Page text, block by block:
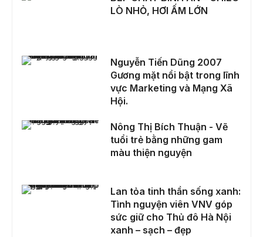
LÒ NHỎ, HƠI ẤM LỚN
Nguyễn Tiến Dũng 2007 Gương mặt nổi bật trong lĩnh vực Marketing và Mạng Xã Hội.
Nguyễn Tiến Dũng 2007
Gương mặt nổi bật trong lĩnh
vực Marketing và Mạng Xã
Hội.
Nông Thị Bích Thuận - Vẽ tuổi trẻ bằng những gam màu thiện nguyện
Nông Thị Bích Thuận - Vẽ
tuổi trẻ bằng những gam
màu thiện nguyện
Lan tỏa tinh thần sống xanh: Tình nguyện viên VNV góp sức giữ cho Thủ đô Hà Nội xanh – sạch – đẹp
Lan tỏa tinh thần sống xanh:
Tình nguyện viên VNV góp
sức giữ cho Thủ đô Hà Nội
xanh – sạch – đẹp